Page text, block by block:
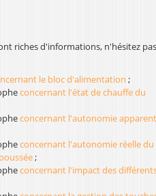
riches d'informations, n'hésitez
le bloc d'alimentation ;
concernant l'état de chauffe du
concernant l'autonomie
concernant l'autonomie réelle du
;
concernant l'impact des